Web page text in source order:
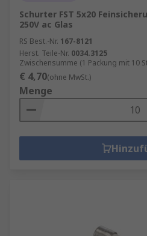
Schurter FST 5x20
250V ac Glas
RS Best.-Nr. 167-8121
Herst. Teile-Nr. 0034.3125
Zwischensumme (1 Packung mit 10
€ 4,70(ohne MwSt.)
Menge